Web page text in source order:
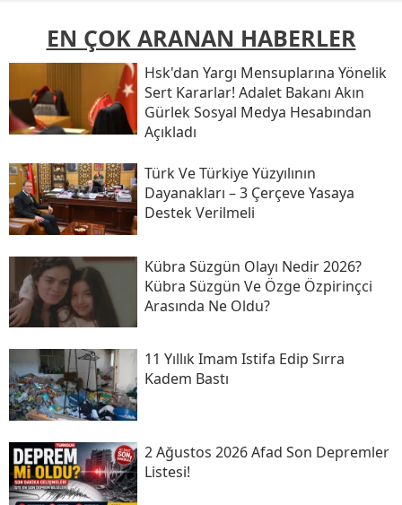
EN ÇOK ARANAN HABERLER
Hsk'dan Yargı Mensuplarına Yönelik
Sert Kararlar! Adalet Bakanı Akın
Gürlek Sosyal Medya Hesabından
Açıkladı
Türk Ve Türkiye Yüzyılının
Dayanakları – 3 Çerçeve Yasaya
Destek Verilmeli
Kübra Süzgün Olayı Nedir 2026?
Kübra Süzgün Ve Özge Özpirinçci
Arasında Ne Oldu?
11 Yıllık Imam Istifa Edip Sırra
Kadem Bastı
2 Ağustos 2026 Afad Son Depremler
Listesi!